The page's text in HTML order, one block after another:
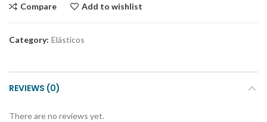
Compare Add to wishlist
Category: Elásticos
REVIEWS (0)
There are no reviews yet.